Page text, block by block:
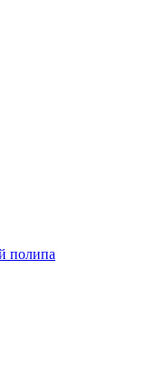
полипа